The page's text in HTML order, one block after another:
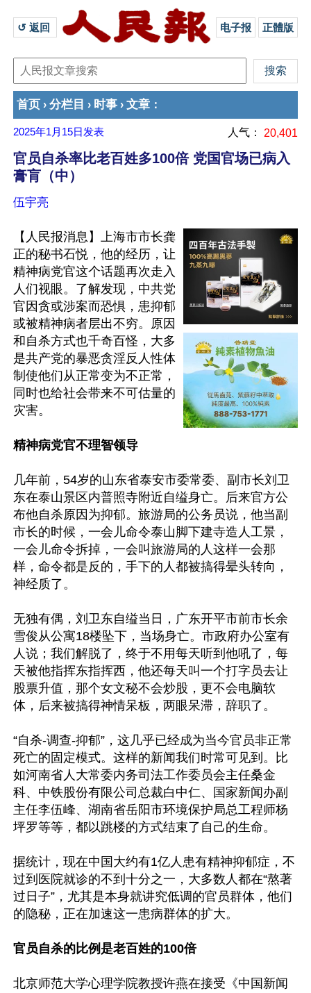
↺ 返回 电子报 正體版
首页 › 分栏目 › 时事 › 文章 ：
2025年1月15日 发表 人气： 20,401
官员自杀率比老百姓多100倍 党国官场已病入
膏肓（中）
伍宇亮
【人民报消息】上海市市长龚
正的秘书石悦，他的经历，让
精神病党官这个话题再次走入
人们视眼。了解发现，中共党
官因贪或涉案而恐惧，患抑郁
或被精神病者层出不穷。原因
和自杀方式也千奇百怪，大多
是共产党的暴恶贪淫反人性体
制使他们从正常变为不正常，
同时也给社会带来不可估量的
灾害。
精神病党官不理智领导
几年前，54岁的山东省泰安市委常委、副市长刘卫
东在泰山景区内普照寺附近自缢身亡。后来官方公
布他自杀原因为抑郁。旅游局的公务员说，他当副
市长的时候，一会儿命令泰山脚下建寺造人工景，
一会儿命令拆掉，一会叫旅游局的人这样一会那
样，命令都是反的，手下的人都被搞得晕头转向，
神经质了。
无独有偶，刘卫东自缢当日，广东开平市前市长余
雪俊从公寓18楼坠下，当场身亡。市政府办公室有
人说；我们解脱了，终于不用每天听到他吼了，每
天被他指挥东指挥西，他还每天叫一个打字员去让
股票升值，那个女文秘不会炒股，更不会电脑软
体，后来被搞得神情呆板，两眼呆滞，辞职了。
“自杀-调查-抑郁”，这几乎已经成为当今官员非正常
死亡的固定模式。这样的新闻我们时常可见到。比
如河南省人大常委内务司法工作委员会主任桑金
科、中铁股份有限公司总裁白中仁、国家新闻办副
主任李伍峰、湖南省岳阳市环境保护局总工程师杨
坪罗等等，都以跳楼的方式结束了自己的生命。
据统计，现在中国大约有1亿人患有精神抑郁症，不
过到医院就诊的不到十分之一，大多数人都在“熬著
过日子”，尤其是本身就讲究低调的官员群体，他们
的隐秘，正在加速这一患病群体的扩大。
官员自杀的比例是老百姓的100倍
北京师范大学心理学院教授许燕在接受《中国新闻